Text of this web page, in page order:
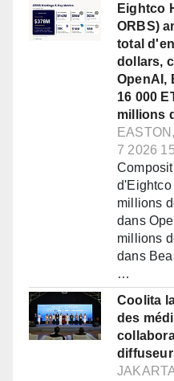
Eightco
ORBS)
total
dollars,
OpenAI,
16 000
millions
7 2026
d'Eightco
millions
dans
millions
dans
…
Coolita
des